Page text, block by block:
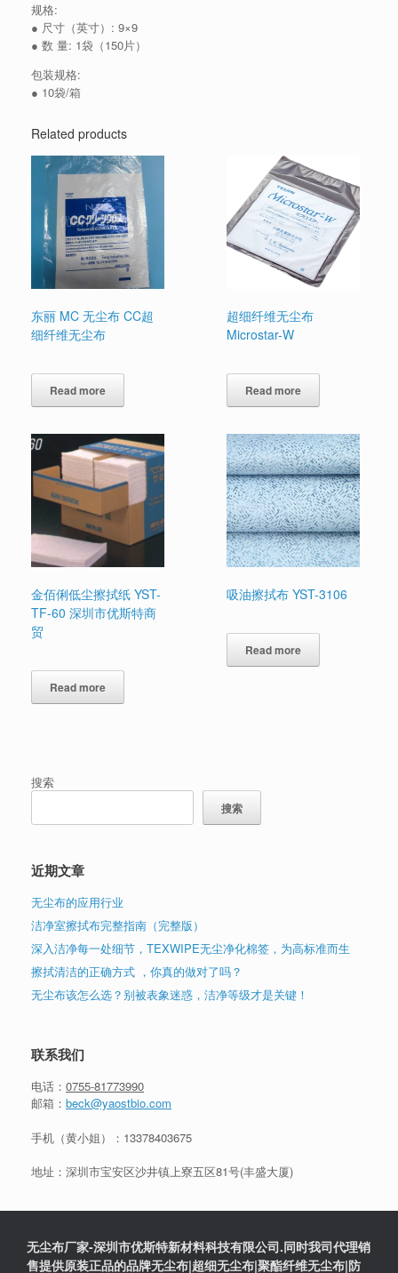
规格:
● 尺寸（英寸）: 9×9
● 数 量: 1袋（150片）
包装规格:
● 10袋/箱
Related products
东丽 MC 无尘布 CC超
细纤维无尘布
Read more
超细纤维无尘布
Microstar-W
Read more
金佰俐低尘擦拭纸 YST-
TF-60 深圳市优斯特商
贸
Read more
吸油擦拭布 YST-3106
Read more
搜索
搜索
近期文章
无尘布的应用行业
洁净室擦拭布完整指南（完整版）
深入洁净每一处细节，TEXWIPE无尘净化棉签，为高标准而生
擦拭清洁的正确方式 ，你真的做对了吗？
无尘布该怎么选？别被表象迷惑，洁净等级才是关键！
联系我们
电话： 0755-81773990
邮箱： beck@yaostbio.com
手机（黄小姐）： 13378403675
地址：深圳市宝安区沙井镇上寮五区81号(丰盛大厦)
无尘布厂家-深圳市优斯特新材料科技有限公司.同时我司代理销
售提供原装正品的品牌无尘布|超细无尘布|聚酯纤维无尘布|防